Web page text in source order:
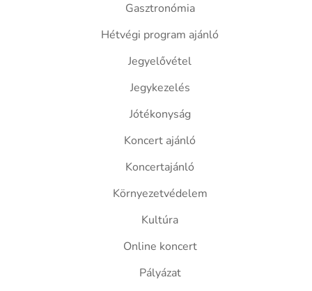
Gasztronómia
Hétvégi program ajánló
Jegyelővétel
Jegykezelés
Jótékonyság
Koncert ajánló
Koncertajánló
Környezetvédelem
Kultúra
Online koncert
Pályázat